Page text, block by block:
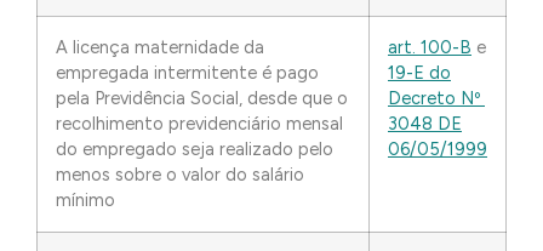
A licença maternidade da
empregada intermitente é pago
pela Previdência Social, desde que o
recolhimento previdenciário mensal
do empregado seja realizado pelo
menos sobre o valor do salário
mínimo
art. 100-B e
19-E do
Decreto Nº
3048 DE
06/05/1999